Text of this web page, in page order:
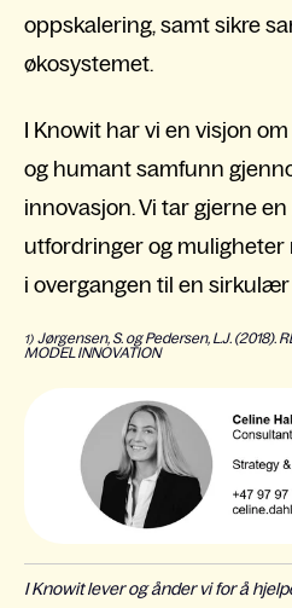
oppskalering, samt sikre
økosystemet.
I Knowit har vi en visjon
og humant samfunn
innovasjon. Vi tar gjerne
utfordringer og
i overgangen til en
1) Jørgensen, S. og Pedersen, L.J. (2018).
MODEL INNOVATION
I Knowit lever og ånder vi for å